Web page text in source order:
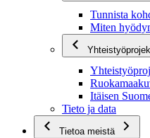
Tunnista
Miten
Itäisen
Tieto ja data
Tietoa meistä